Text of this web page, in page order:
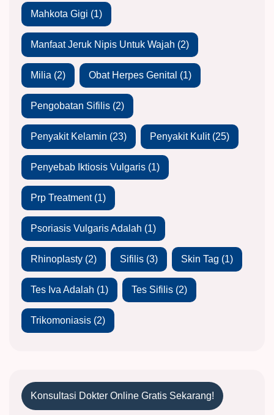
Mahkota Gigi (1)
Manfaat Jeruk Nipis Untuk Wajah (2)
Milia (2) Obat Herpes Genital (1)
Pengobatan Sifilis (2)
Penyakit Kelamin (23) Penyakit Kulit(25)
Penyebab Iktiosis Vulgaris (1)
Prp Treatment(1)
Psoriasis Vulgaris Adalah (1)
Rhinoplasty (2) Sifilis (3) Skin Tag (1)
Tes Iva Adalah (1) Tes Sifilis (2)
Trikomoniasis (2)
Konsultasi Dokter Online Gratis Sekarang!